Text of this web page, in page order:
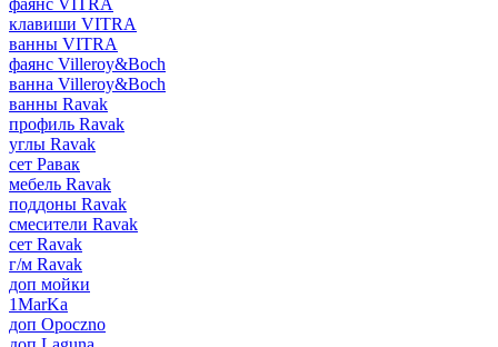
фаянс VITRA
клавиши VITRA
ванны VITRA
фаянс Villeroy&Boch
ванна Villeroy&Boch
ванны Ravak
профиль Ravak
углы Ravak
сет Равак
мебель Ravak
поддоны Ravak
смесители Ravak
сет Ravak
г/м Ravak
доп мойки
1MarKa
доп Opoczno